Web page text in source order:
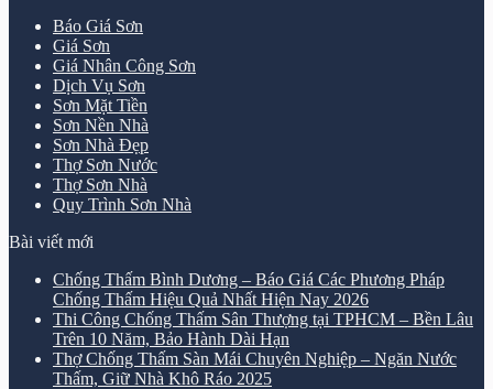
Báo Giá Sơn
Giá Sơn
Giá Nhân Công Sơn
Dịch Vụ Sơn
Sơn Mặt Tiền
Sơn Nền Nhà
Sơn Nhà Đẹp
Thợ Sơn Nước
Thợ Sơn Nhà
Quy Trình Sơn Nhà
Bài viết mới
Chống Thấm Bình Dương – Báo Giá Các Phương Pháp
Chống Thấm Hiệu Quả Nhất Hiện Nay 2026
Thi Công Chống Thấm Sân Thượng tại TPHCM – Bền Lâu
Trên 10 Năm, Bảo Hành Dài Hạn
Thợ Chống Thấm Sàn Mái Chuyên Nghiệp – Ngăn Nước
Thấm, Giữ Nhà Khô Ráo 2025